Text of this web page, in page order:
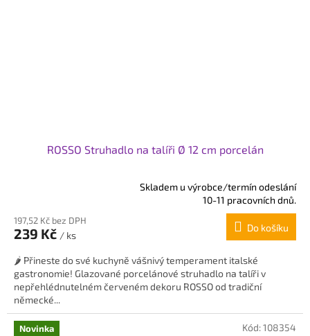
ROSSO Struhadlo na talíři Ø 12 cm porcelán
produktu
je
z
5
hvězdiček.
Skladem u výrobce/termín odeslání
10-11 pracovních dnů.
197,52 Kč bez DPH
239 Kč / ks
Do košíku
🌶️ Přineste do své kuchyně vášnivý temperament italské
gastronomie! Glazované porcelánové struhadlo na talíři v
nepřehlédnutelném červeném dekoru ROSSO od tradiční
německé...
Novinka Kód:108354